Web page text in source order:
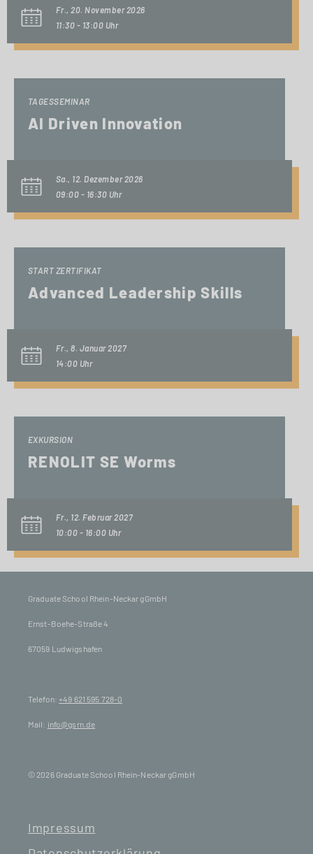
Fr., 20. November 2026
11:30 - 13:00 Uhr
TAGESSEMINAR
AI Driven Innovation
Sa., 12. Dezember 2026
09:00 - 16:30 Uhr
START ZERTIFIKAT
Advanced Leadership Skills
Fr., 8. Januar 2027
14:00 Uhr
EXKURSION
RENOLIT SE Worms
Fr., 12. Februar 2027
10:00 - 16:00 Uhr
Graduate School Rhein-Neckar gGmbH
Ernst-Boehe-Straße 4
67059 Ludwigshafen
Telefon:+49 621 595 728-0
Mail: info@gsrn.de
© 2026 Graduate School Rhein-Neckar gGmbH
Impressum